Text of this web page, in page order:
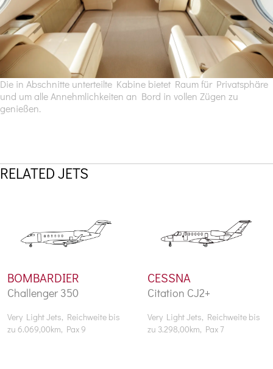
Die in Abschnitte unterteilte Kabine bietet Raum für Privatsphäre
und um alle Annehmlichkeiten an Bord in vollen Zügen zu
genießen.
RELATED JETS
BOMBARDIER
Challenger 350
Very Light Jets, Reichweite bis
zu 6.069,00km, Pax 9
CESSNA
Citation CJ2+
Very Light Jets, Reichweite bis
zu 3.298,00km, Pax 7